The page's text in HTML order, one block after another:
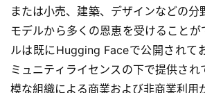
または小売、建築、デザインなどの分
モデルから多くの恩恵を受けることが
ルは既にHugging Faceで公開されて
ミュニティライセンスの下で提供され
模な組織による商業および非商業利用